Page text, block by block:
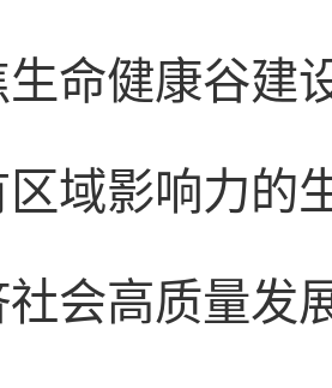
命健康谷建
域影响力的
会高质量发